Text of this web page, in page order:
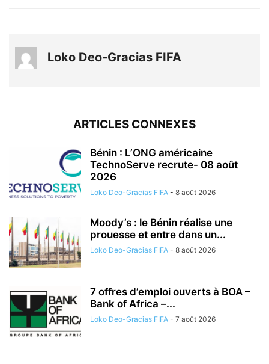
Loko Deo-Gracias FIFA
ARTICLES CONNEXES
Bénin : L’ONG américaine
TechnoServe recrute- 08 août
2026
Loko Deo-Gracias FIFA - 8 août 2026
Moody’s : le Bénin réalise une
prouesse et entre dans un...
Loko Deo-Gracias FIFA - 8 août 2026
7 offres d’emploi ouverts à BOA –
Bank of Africa –...
Loko Deo-Gracias FIFA - 7 août 2026